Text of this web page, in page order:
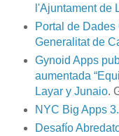
l'Ajuntament de
Portal de Dades
Generalitat de
Gynoid Apps
aumentada
Layar y Junaio.
NYC Big Apps
Desafío